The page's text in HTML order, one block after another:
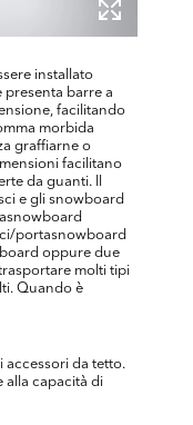
installato
presenta barre a
facilitando
morbida
graffiarne o
facilitano
da guanti. Il
e gli snowboard
portasnowboard
oppure due
molti tipi
Quando è
da tetto.
alla capacità di